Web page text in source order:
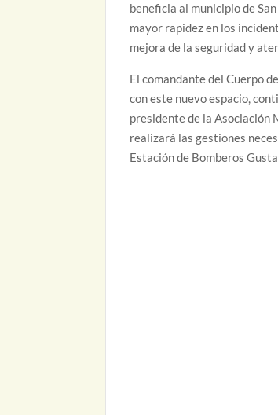
beneficia al municipio de
mayor rapidez en los
mejora de la seguridad y
El comandante del Cuerpo
con este nuevo espacio,
presidente de la Asociación
realizará las gestiones
Estación de Bomberos